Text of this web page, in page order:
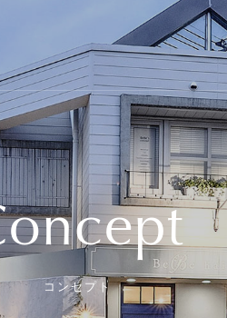
コンセプト